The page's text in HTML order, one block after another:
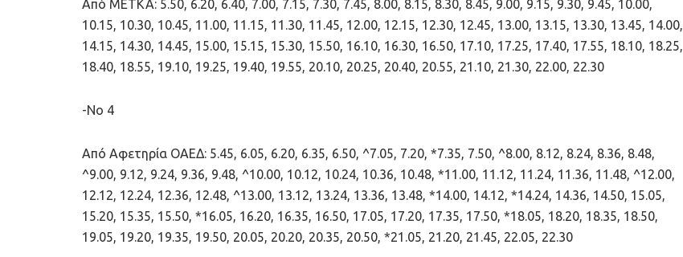
Από ΜΕΤΚΑ: 5.50, 6.20, 6.40, 7.00, 7.15, 7.30, 7.45, 8.00, 8.15, 8.30, 8.45, 9.00, 9.15, 9.30, 9.45, 10.00,
10.15, 10.30, 10.45, 11.00, 11.15, 11.30, 11.45, 12.00, 12.15, 12.30, 12.45, 13.00, 13.15, 13.30, 13.45, 14.00,
14.15, 14.30, 14.45, 15.00, 15.15, 15.30, 15.50, 16.10, 16.30, 16.50, 17.10, 17.25, 17.40, 17.55, 18.10, 18.25,
18.40, 18.55, 19.10, 19.25, 19.40, 19.55, 20.10, 20.25, 20.40, 20.55, 21.10, 21.30, 22.00, 22.30
-Νο 4
Από Αφετηρία ΟΑΕΔ: 5.45, 6.05, 6.20, 6.35, 6.50, ^7.05, 7.20, *7.35, 7.50, ^8.00, 8.12, 8.24, 8.36, 8.48,
^9.00, 9.12, 9.24, 9.36, 9.48, ^10.00, 10.12, 10.24, 10.36, 10.48, *11.00, 11.12, 11.24, 11.36, 11.48, ^12.00,
12.12, 12.24, 12.36, 12.48, ^13.00, 13.12, 13.24, 13.36, 13.48, *14.00, 14.12, *14.24, 14.36, 14.50, 15.05,
15.20, 15.35, 15.50, *16.05, 16.20, 16.35, 16.50, 17.05, 17.20, 17.35, 17.50, *18.05, 18.20, 18.35, 18.50,
19.05, 19.20, 19.35, 19.50, 20.05, 20.20, 20.35, 20.50, *21.05, 21.20, 21.45, 22.05, 22.30